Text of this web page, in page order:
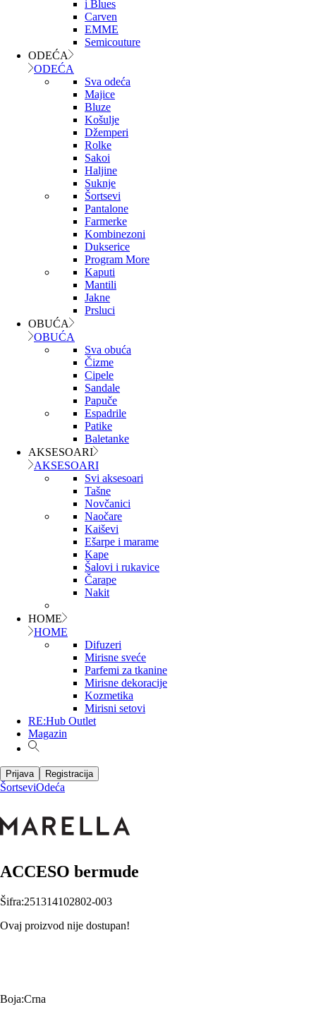
i Blues
Carven
EMME
Semicouture
ODEĆA
ODEĆA
Sva odeća
Majice
Bluze
Košulje
Džemperi
Rolke
Sakoi
Haljine
Suknje
Šortsevi
Pantalone
Farmerke
Kombinezoni
Dukserice
Program More
Kaputi
Mantili
Jakne
Prsluci
OBUĆA
OBUĆA
Sva obuća
Čizme
Cipele
Sandale
Papuče
Espadrile
Patike
Baletanke
AKSESOARI
AKSESOARI
Svi aksesoari
Tašne
Novčanici
Naočare
Kaiševi
Ešarpe i marame
Kape
Šalovi i rukavice
Čarape
Nakit
HOME
HOME
Difuzeri
Mirisne sveće
Parfemi za tkanine
Mirisne dekoracije
Kozmetika
Mirisni setovi
RE:Hub Outlet
Magazin
Prijava Registracija
ŠortseviOdeća
ACCESO bermude
Šifra:251314102802-003
Ovaj proizvod nije dostupan!
Boja:Crna